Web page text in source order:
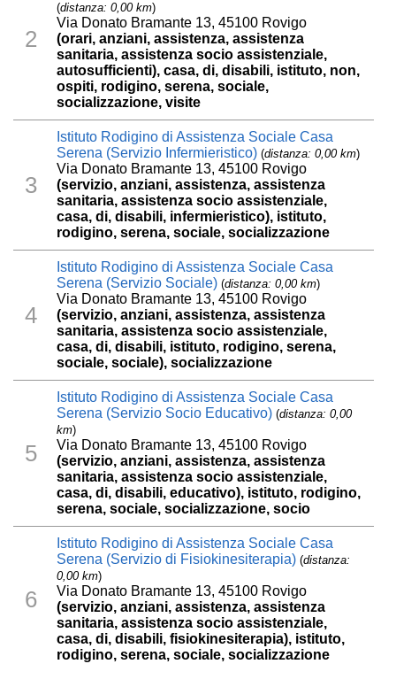
2
(distanza: 0,00 km)
Via Donato Bramante 13, 45100 Rovigo
(orari, anziani, assistenza, assistenza
sanitaria, assistenza socio assistenziale,
autosufficienti), casa, di, disabili, istituto, non,
ospiti, rodigino, serena, sociale,
socializzazione, visite
3
Istituto Rodigino di Assistenza Sociale Casa
Serena (Servizio Infermieristico) (distanza: 0,00 km)
Via Donato Bramante 13, 45100 Rovigo
(servizio, anziani, assistenza, assistenza
sanitaria, assistenza socio assistenziale,
casa, di, disabili, infermieristico), istituto,
rodigino, serena, sociale, socializzazione
4
Istituto Rodigino di Assistenza Sociale Casa
Serena (Servizio Sociale) (distanza: 0,00 km)
Via Donato Bramante 13, 45100 Rovigo
(servizio, anziani, assistenza, assistenza
sanitaria, assistenza socio assistenziale,
casa, di, disabili, istituto, rodigino, serena,
sociale, sociale), socializzazione
5
Istituto Rodigino di Assistenza Sociale Casa
Serena (Servizio Socio Educativo) (distanza: 0,00
km)
Via Donato Bramante 13, 45100 Rovigo
(servizio, anziani, assistenza, assistenza
sanitaria, assistenza socio assistenziale,
casa, di, disabili, educativo), istituto, rodigino,
serena, sociale, socializzazione, socio
6
Istituto Rodigino di Assistenza Sociale Casa
Serena (Servizio di Fisiokinesiterapia) (distanza:
0,00 km)
Via Donato Bramante 13, 45100 Rovigo
(servizio, anziani, assistenza, assistenza
sanitaria, assistenza socio assistenziale,
casa, di, disabili, fisiokinesiterapia), istituto,
rodigino, serena, sociale, socializzazione